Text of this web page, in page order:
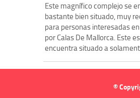
Este magnífico complejo se
bastante bien situado, muy
para personas interesadas
por Calas De Mallorca. Este
encuentra situado a
©